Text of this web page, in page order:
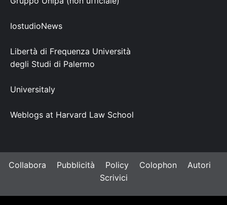
IostudioNews
Libertà di Frequenza Università
degli Studi di Palermo
Universitaly
Weblogs at Harvard Law School
Collabora Pubblicità Policy Colophon
Autori
Scrivici